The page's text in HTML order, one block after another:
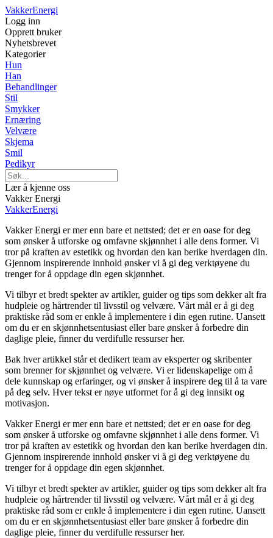
VakkerEnergi
Logg inn
Opprett bruker
Nyhetsbrevet
Kategorier
Hun
Han
Behandlinger
Stil
Smykker
Ernæring
Velvære
Skjema
Smil
Pedikyr
Lær å kjenne oss
Vakker Energi
VakkerEnergi
Vakker Energi er mer enn bare et nettsted; det er en oase for deg
som ønsker å utforske og omfavne skjønnhet i alle dens former. Vi
tror på kraften av estetikk og hvordan den kan berike hverdagen din.
Gjennom inspirerende innhold ønsker vi å gi deg verktøyene du
trenger for å oppdage din egen skjønnhet.
Vi tilbyr et bredt spekter av artikler, guider og tips som dekker alt fra
hudpleie og hårtrender til livsstil og velvære. Vårt mål er å gi deg
praktiske råd som er enkle å implementere i din egen rutine. Uansett
om du er en skjønnhetsentusiast eller bare ønsker å forbedre din
daglige pleie, finner du verdifulle ressurser her.
Bak hver artikkel står et dedikert team av eksperter og skribenter
som brenner for skjønnhet og velvære. Vi er lidenskapelige om å
dele kunnskap og erfaringer, og vi ønsker å inspirere deg til å ta vare
på deg selv. Hver tekst er nøye utformet for å gi deg innsikt og
motivasjon.
Vakker Energi er mer enn bare et nettsted; det er en oase for deg
som ønsker å utforske og omfavne skjønnhet i alle dens former. Vi
tror på kraften av estetikk og hvordan den kan berike hverdagen din.
Gjennom inspirerende innhold ønsker vi å gi deg verktøyene du
trenger for å oppdage din egen skjønnhet.
Vi tilbyr et bredt spekter av artikler, guider og tips som dekker alt fra
hudpleie og hårtrender til livsstil og velvære. Vårt mål er å gi deg
praktiske råd som er enkle å implementere i din egen rutine. Uansett
om du er en skjønnhetsentusiast eller bare ønsker å forbedre din
daglige pleie, finner du verdifulle ressurser her.